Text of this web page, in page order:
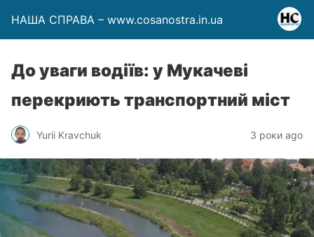
НАША СПРАВА – www.cosanostra.in.ua
До уваги водіїв: у Мукачеві
перекриють транспортний міст
Yurii Kravchuk 3 роки ago